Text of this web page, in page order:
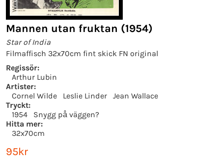
Mannen utan fruktan (1954)
Star of India
Filmaffisch 32x70cm fint skick FN original
Regissör:
Arthur Lubin
Artister:
Cornel Wilde
Leslie Linder
Jean Wallace
Tryckt:
1954
Snygg på väggen?
Hitta mer:
32x70cm
95kr